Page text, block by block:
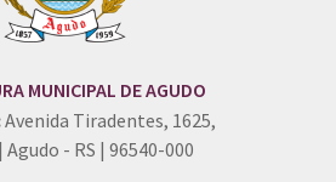
MUNICIPAL DE AGUDO
Avenida Tiradentes, 1625,
- RS | 96540-000